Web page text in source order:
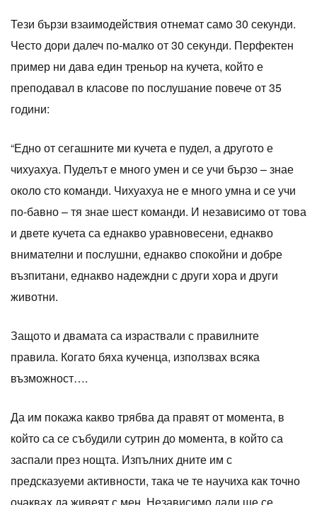
Тези бързи взаимодействия отнемат само 30 секунди.
Често дори далеч по-малко от 30 секунди. Перфектен
пример ни дава един треньор на кучета, който е
преподавал в класове по послушание повече от 35
години:
“Едно от сегашните ми кучета е пудел, а другото е
чихуахуа. Пуделът е много умен и се учи бързо – знае
около сто команди. Чихуахуа не е много умна и се учи
по-бавно – тя знае шест команди. И независимо от това
и двете кучета са еднакво уравновесени, еднакво
внимателни и послушни, еднакво спокойни и добре
възпитани, еднакво надеждни с други хора и други
животни.
Защото и двамата са израствали с правилните
правила. Когато бяха кученца, използвах всяка
възможност….
Да им покажа какво трябва да правят от момента, в
който са се събудили сутрин до момента, в който са
заспали през нощта. Изпълних дните им с
предсказуеми активности, така че те научиха как точно
очаквах да живеят с мен. Независимо дали ще се